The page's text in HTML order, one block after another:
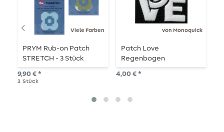
Viele Farben
PRYM Rub-on Patch
STRETCH - 3 Stück
9,90 € *
3 Stück
von Monoquick
Patch Love
Regenbogen
4,00 € *